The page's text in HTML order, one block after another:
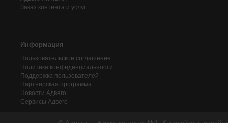
Заказ контента и услуг
Информация
Пользовательское соглашение
Политика конфиденциальности
Поддержка пользователей
Партнерская программа
Новости Адвего
Сервисы Адвего